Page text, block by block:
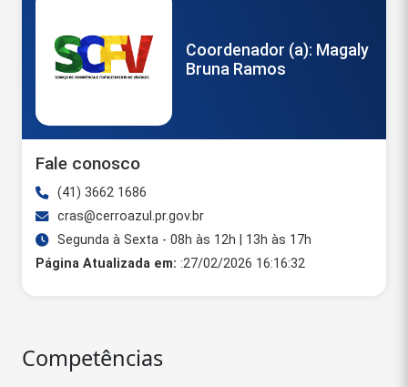
Coordenador (a): Magaly
Bruna Ramos
Fale conosco
(41) 3662 1686
cras@cerroazul.pr.gov.br
Segunda à Sexta - 08h às 12h | 13h às 17h
Página Atualizada em: :27/02/2026 16:16:32
Competências